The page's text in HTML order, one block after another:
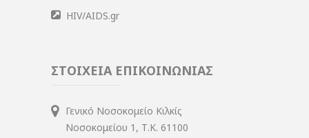
HIV/AIDS.gr
ΣΤΟΙΧΕΙΑ ΕΠΙΚΟΙΝΩΝΙΑΣ
Γενικό Νοσοκομείο Κιλκίς
Νοσοκομείου 1, Τ.Κ. 61100